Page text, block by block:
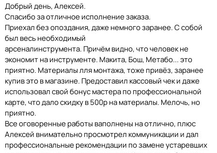
Добрый день, Алексей.
Спасибо за отличное исполнение заказа.
Приехал без опоздания, даже немного заранее. С собой
был весь необходимый
арсеналинструмента. Причём видно, что человек не
экономит на инструменте. Макита, Бош, Метабо... это
приятно. Материалы лля монтажа, тоже привёз, заранее
купив это в магазине. Предоставил кассовый чек и даже
использовал свой бонус мастера по профессиональной
карте, что дало скидку в 500р на материалы. Мелочь, но
приятно.
Все оговоренные работы ваполнены на отлично, плюс
Алексей внимательно просмотрел коммуникации и дал
профессиональные рекомендации по замене устаревших